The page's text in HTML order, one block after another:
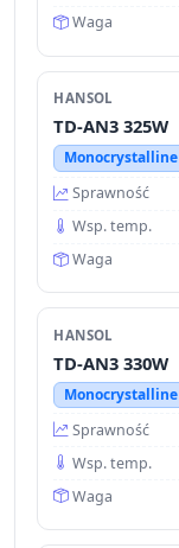
Waga
HANSOL
TD-AN3 325W
Monocrystalline
Sprawność
Wsp. temp.
Waga
HANSOL
TD-AN3 330W
Monocrystalline
Sprawność
Wsp. temp.
Waga